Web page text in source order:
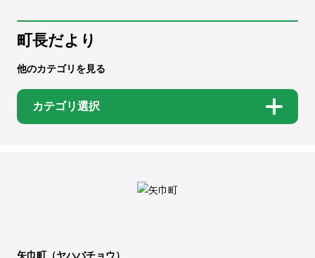
町長だより
他のカテゴリを見る
カテゴリ選択
矢巾町（ヤハバチョウ）